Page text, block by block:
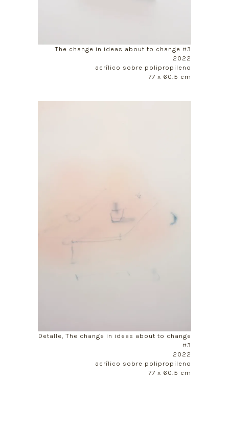
The change in ideas about to change #3
2022
acrílico sobre polipropileno
77 x 60.5 cm
Detalle, The change in ideas about to change
#3
2022
acrílico sobre polipropileno
77 x 60.5 cm